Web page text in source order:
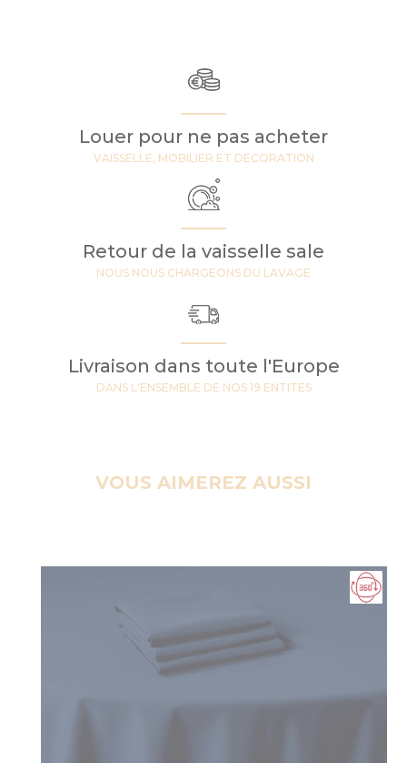
Louer pour ne pas acheter
VAISSELLE, MOBILIER ET DECORATION
Retour de la vaisselle sale
NOUS NOUS CHARGEONS DU LAVAGE
Livraison dans toute l'Europe
DANS L'ENSEMBLE DE NOS 19 ENTITES
VOUS AIMEREZ AUSSI